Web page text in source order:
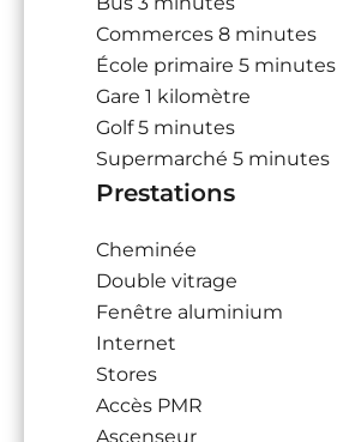
Commerces 8 minutes
École primaire 5 minutes
Gare 1 kilomètre
Golf5 minutes
Supermarché 5 minutes
Prestations
Cheminée
Double vitrage
Fenêtre aluminium
Internet
Stores
Accès PMR
Ascenseur